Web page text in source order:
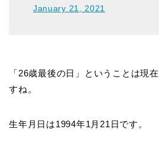
January 21, 2021
「26歳最後の日」ということは現
すね。
生年月日は1994年1月21日です。